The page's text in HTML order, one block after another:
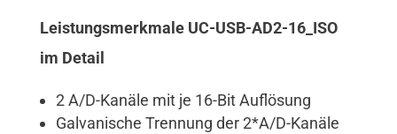
Leistungsmerkmale UC-USB-AD2-16_ISO
im Detail
2 A/D-Kanäle mit je 16-Bit Auflösung
Galvanische Trennung der 2*A/D-Kanäle